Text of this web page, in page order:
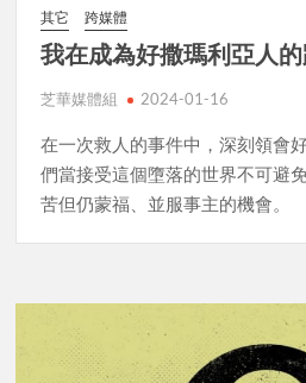
其它 跨媒體
我在成為好撒瑪利亞人
芝華媒體組 2024-01-16
在一次救人的事件中，深刻領會
們當接受這個墮落的世界不可避
苦但仍蒙福、並服事主的機會。